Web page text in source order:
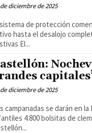
diciembre de 2025
de protección
hasta el desalojo
festivas El...
diciembre de 2025
campanadas se darán en
4.800 bolsitas de